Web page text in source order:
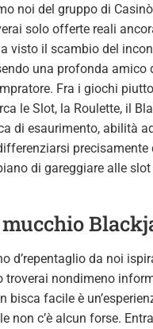
noi del gruppo di
solo offerte reali
visto il scambio del
una profonda
Fra i giochi
le Slot, la Roulette, il
di esaurimento, abilità
di gareggiare alle
d’repentaglio da noi
troverai nondimeno
bisca facile è
non c’è alcun forse.